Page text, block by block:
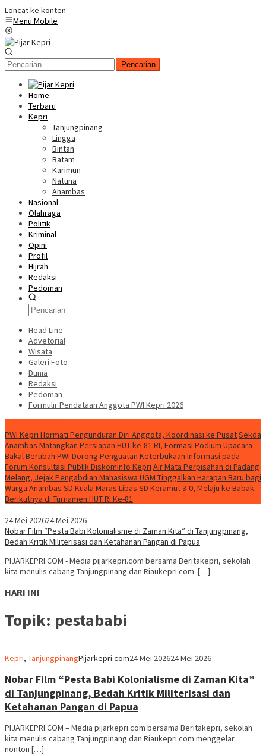
Loncat ke konten
Menu Mobile
Pencarian
Home
Terbaru
Kepri
Tanjungpinang
Lingga
Bintan
Batam
Karimun
Natuna
Anambas
Nasional
Olahraga
Politik
Kriminal
Opini
Profil
Hijrah
Redaksi
Pedoman
Head Line
Advetorial
Wisata
Galeri Foto
Dunia
Redaksi
Pedoman
Formulir Pendataan Anggota PWI Kepri 2026
PWI Kepri Hormati Pengunduran Diri Anggota, Koordinasi ke PusatSekda
Anambas Matangkan Persiapan HUT ke-81 RI, Formasi Podium Upacara
Bakal Berubah PWI Dorong Penguatan Keterbukaan Informasi pada
Forum Konsultasi Publik Diskominfo Kepri Air Mata Perpisahan di Padang
Melang, Jejak Pengabdian Mahasiswa UGM Tinggalkan Harapan Baru bagi
Warga Anambas SD Kuala Maras Libas SD Keramut 3-0, Melaju ke Babak
Berikutnya di Turnamen HUT RI Ke-81
24 Mei 202624 Mei 2026
Nobar Film “Pesta Babi Kolonialisme di Zaman Kita” di Tanjungpinang,
Bedah Kritik Militerisasi dan Ketahanan Pangan di Papua
PIJARKEPRI.COM - Media pijarkepri.com bersama Beritakepri, sekolah
kita menulis cabang Tanjungpinang dan Riaukepri.com […]
HARI INI
Topik: pestababi
Kepri, TanjungpinangPijarkepri.com24 Mei 202624 Mei 2026
Nobar Film “Pesta Babi Kolonialisme di Zaman Kita”
di Tanjungpinang, Bedah Kritik Militerisasi dan
Ketahanan Pangan di Papua
PIJARKEPRI.COM – Media pijarkepri.com bersama Beritakepri, sekolah
kita menulis cabang Tanjungpinang dan Riaukepri.com menggelar
nonton […]